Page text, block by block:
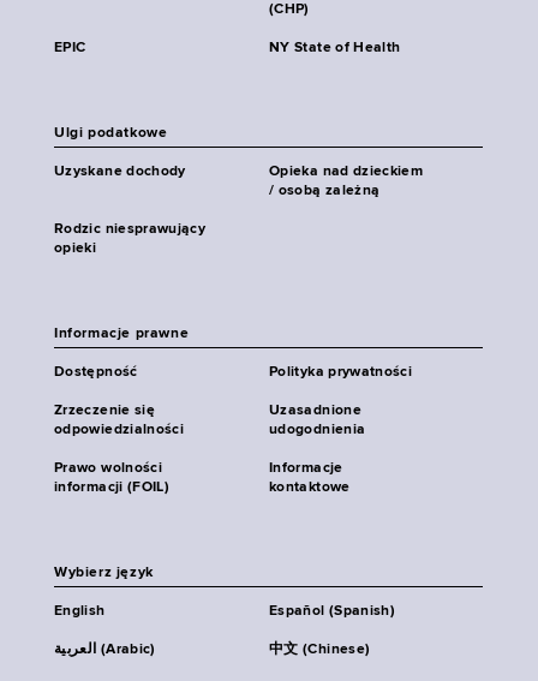
(CHP)
EPIC NY State of Health
Ulgi podatkowe
Uzyskane dochody
Opieka nad dzieckiem
/ osobą zależną
Rodzic niesprawujący
opieki
Informacje prawne
Dostępność Polityka prywatności
Zrzeczenie się
odpowiedzialności
Uzasadnione
udogodnienia
Prawo wolności
informacji (FOIL)
Informacje
kontaktowe
Wybierz język
English Español (Spanish)
العربية (Arabic) 中文 (Chinese)